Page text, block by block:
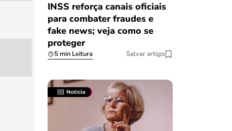
INSS reforça canais oficiais
para combater fraudes e
fake news; veja como se
proteger
5 min Leitura Salvar artigo